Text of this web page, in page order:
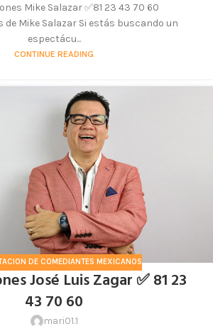
Mike Salazar ✅81 23 43 70 60
Mike Salazar Si estás buscando un
espectácu...
CONTINUE READING
DE COMEDIANTES MEXICANOS
José Luis Zagar ✅ 81 23
43 70 60
mari01.1